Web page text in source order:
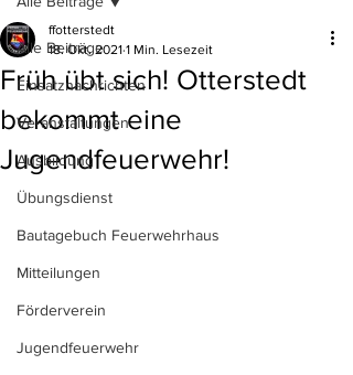
Alle Beiträge
Einsatznachrichten
Veranstaltungen
Ausbildung
Übungsdienst
Bautagebuch Feuerwehrhaus
Mitteilungen
Förderverein
Jugendfeuerwehr
Früh übt sich! Otterstedt
bekommt eine
Jugendfeuerwehr!
ffotterstedt
18. Okt. 2021 1 Min. Lesezeit